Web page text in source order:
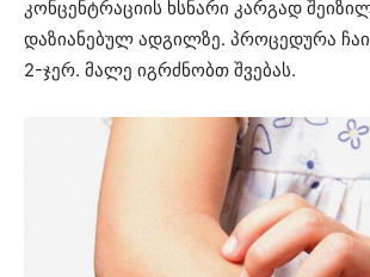
კონცენტრაციის ხსნარი კარგად
დაზიანებულ ადგილზე. პროცედურა
2-ჯერ. მალე იგრძნობთ შვებას.